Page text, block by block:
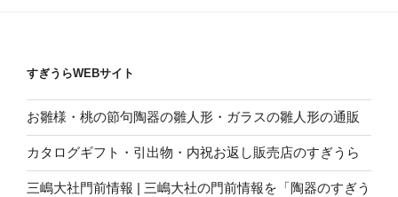
すぎうらWEBサイト
お雛様・桃の節句陶器の雛人形・ガラスの雛人形の通販
カタログギフト・引出物・内祝お返し販売店のすぎうら
三嶋大社門前情報 | 三嶋大社の門前情報を「陶器のすぎう